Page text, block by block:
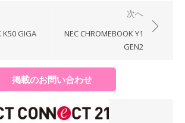
K50 GIGA
次へ
NEC CHROMEBOOK Y1
GEN2
掲載のお問い合わせ